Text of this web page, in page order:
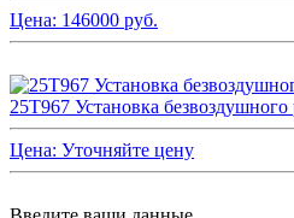
Цена: 146000 руб.
25T967 Установка
Цена: Уточняйте цену